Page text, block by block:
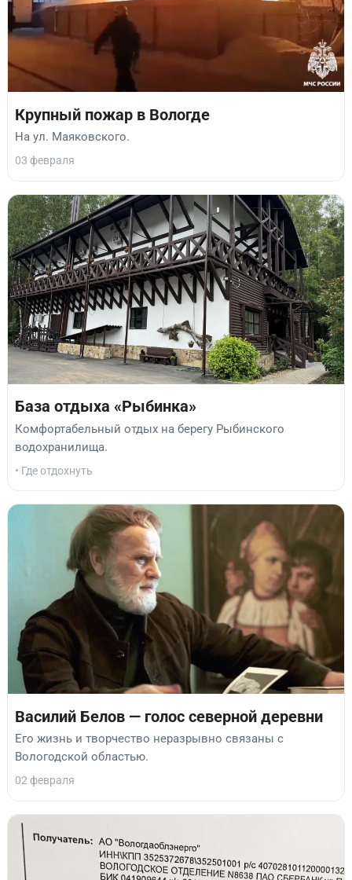
Крупный пожар в Вологде
На ул. Маяковского.
03 февраля
База отдыха «Рыбинка»
Комфортабельный отдых на берегу Рыбинского
водохранилища.
• Где отдохнуть
Василий Белов — голос северной деревни
Его жизнь и творчество неразрывно связаны с
Вологодской областью.
02 февраля